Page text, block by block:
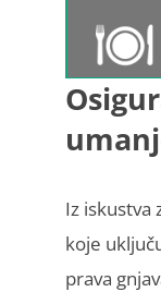
Iz iskustva
koje
prava